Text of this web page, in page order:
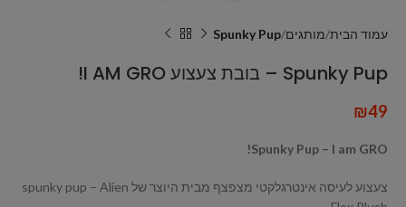
עמוד הבית מותגים Spunky Pup
Spunky Pup – בובת צעצוע I AM GRO!
₪49
Spunky Pup – I am GRO!
צעצוע לעיסה אינטרגלקטי מצפצף מבית היוצר של spunky pup – Alien